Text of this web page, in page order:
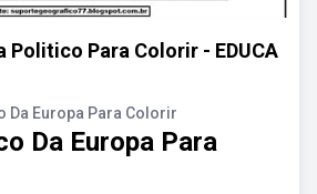
Politico Para Colorir - EDUCA
Da Europa Para Colorir
Da Europa Para